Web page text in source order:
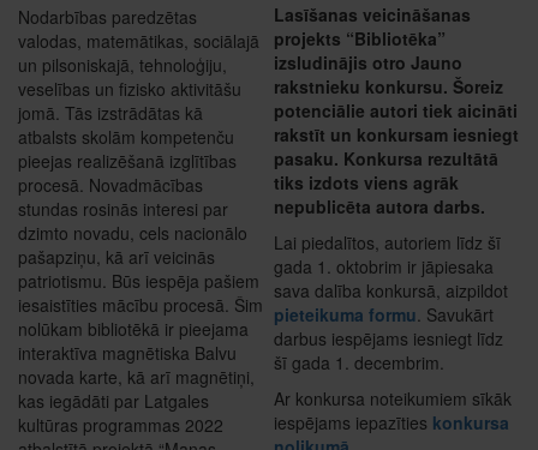
Nodarbības paredzētas
valodas, matemātikas, sociālajā
un pilsoniskajā, tehnoloģiju,
veselības un fizisko aktivitāšu
jomā. Tās izstrādātas kā
atbalsts skolām kompetenču
pieejas realizēšanā izglītības
procesā. Novadmācības
stundas rosinās interesi par
dzimto novadu, cels nacionālo
pašapziņu, kā arī veicinās
patriotismu. Būs iespēja pašiem
iesaistīties mācību procesā. Šim
nolūkam bibliotēkā ir pieejama
interaktīva magnētiska Balvu
novada karte, kā arī magnētiņi,
kas iegādāti par Latgales
kultūras programmas 2022
Lasīšanas veicināšanas
projekts “Bibliotēka”
izsludinājis otro Jauno
rakstnieku konkursu. Šoreiz
potenciālie autori tiek aicināti
rakstīt un konkursam iesniegt
pasaku. Konkursa rezultātā
tiks izdots viens agrāk
nepublicēta autora darbs.
Lai piedalītos, autoriem līdz šī
gada 1. oktobrim ir jāpiesaka
sava dalība konkursā, aizpildot
pieteikuma formu . Savukārt
darbus iespējams iesniegt līdz
šī gada 1. decembrim.
Ar konkursa noteikumiem sīkāk
iespējams iepazīties konkursa